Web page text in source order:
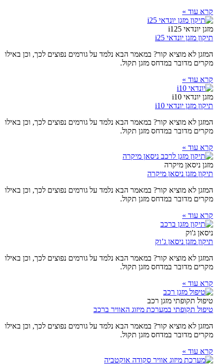
קרא עוד »
מזגן יונדאי i125
תיקון מזגן יונדאי i25
המזגן לא מוציא קור? במאמר הבא נלמד על גורמים נפוצים לכך, וכן באילו
מקרים מדובר במדחס מזגן תקול.
קרא עוד »
מזגן יונדאי i10
תיקון מזגן יונדאי i10
המזגן לא מוציא קור? במאמר הבא נלמד על גורמים נפוצים לכך, וכן באילו
מקרים מדובר במדחס מזגן תקול.
קרא עוד »
מזגן ניסאן מיקרה
תיקון מזגן ניסאן מיקרה
המזגן לא מוציא קור? במאמר הבא נלמד על גורמים נפוצים לכך, וכן באילו
מקרים מדובר במדחס מזגן תקול.
קרא עוד »
ניסאן ג'וק
תיקון מזגן ניסאן ג’וק
המזגן לא מוציא קור? במאמר הבא נלמד על גורמים נפוצים לכך, וכן באילו
מקרים מדובר במדחס מזגן תקול.
קרא עוד »
טיפול תקופתי מזגן רכב
טיפול תקופתי במערכת מיזוג האוויר ברכב
המזגן לא מוציא קור? במאמר הבא נלמד על גורמים נפוצים לכך, וכן באילו
מקרים מדובר במדחס מזגן תקול.
קרא עוד »